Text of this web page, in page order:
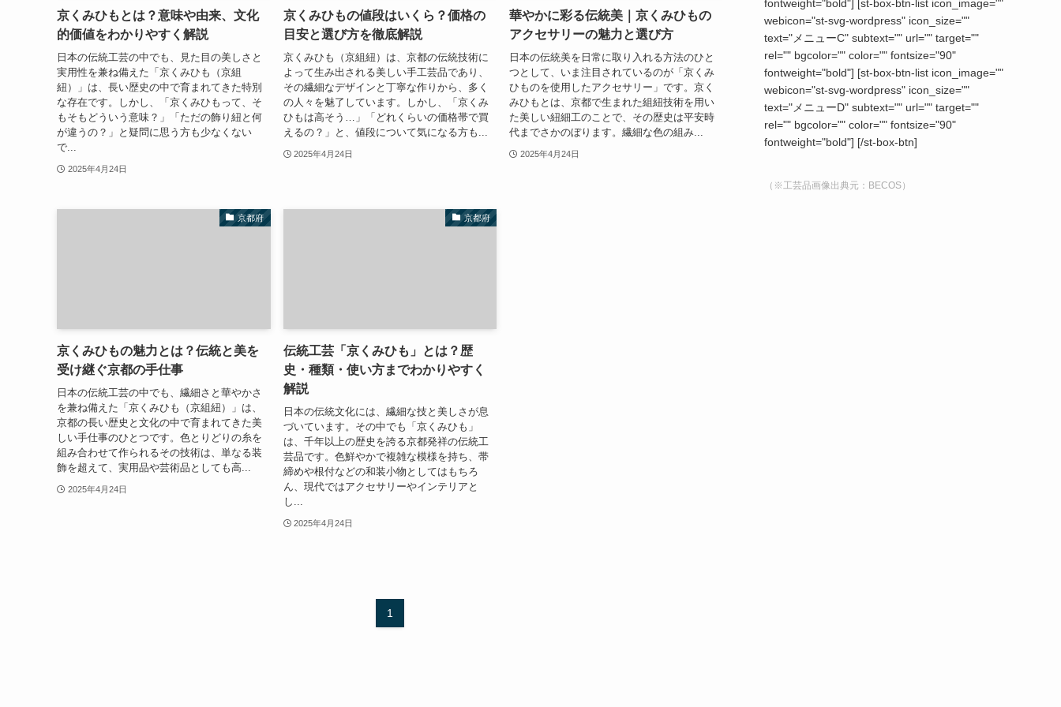
京くみひもとは？意味や由来、文化
的価値をわかりやすく解説
日本の伝統工芸の中でも、見た目の美しさと
実用性を兼ね備えた「京くみひも（京組
紐）」は、長い歴史の中で育まれてきた特別
な存在です。しかし、「京くみひもって、そ
もそもどういう意味？」「ただの飾り紐と何
が違うの？」と疑問に思う方も少なくない
で...
2025年4月24日
京くみひもの値段はいくら？価格の
目安と選び方を徹底解説
京くみひも（京組紐）は、京都の伝統技術に
よって生み出される美しい手工芸品であり、
その繊細なデザインと丁寧な作りから、多く
の人々を魅了しています。しかし、「京くみ
ひもは高そう…」「どれくらいの価格帯で買
えるの？」と、値段について気になる方も...
2025年4月24日
華やかに彩る伝統美｜京くみひもの
アクセサリーの魅力と選び方
日本の伝統美を日常に取り入れる方法のひと
つとして、いま注目されているのが「京くみ
ひものを使用したアクセサリー」です。京く
みひもとは、京都で生まれた組紐技術を用い
た美しい紐細工のことで、その歴史は平安時
代までさかのぼります。繊細な色の組み...
2025年4月24日
京都府
京くみひもの魅力とは？伝統と美を
受け継ぐ京都の手仕事
日本の伝統工芸の中でも、繊細さと華やかさ
を兼ね備えた「京くみひも（京組紐）」は、
京都の長い歴史と文化の中で育まれてきた美
しい手仕事のひとつです。色とりどりの糸を
組み合わせて作られるその技術は、単なる装
飾を超えて、実用品や芸術品としても高...
2025年4月24日
京都府
伝統工芸「京くみひも」とは？歴
史・種類・使い方までわかりやすく
解説
日本の伝統文化には、繊細な技と美しさが息
づいています。その中でも「京くみひも」
は、千年以上の歴史を誇る京都発祥の伝統工
芸品です。色鮮やかで複雑な模様を持ち、帯
締めや根付などの和装小物としてはもちろ
ん、現代ではアクセサリーやインテリアと
し...
2025年4月24日
1
fontweight="bold"] [st-box-btn-list icon_image=""
webicon="st-svg-wordpress" icon_size=""
text="メニューC" subtext="" url="" target=""
rel="" bgcolor="" color="" fontsize="90"
fontweight="bold"] [st-box-btn-list icon_image=""
webicon="st-svg-wordpress" icon_size=""
text="メニューD" subtext="" url="" target=""
rel="" bgcolor="" color="" fontsize="90"
fontweight="bold"] [/st-box-btn]
（※工芸品画像出典元：BECOS）